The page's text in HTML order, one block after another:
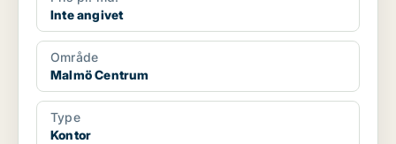
Inte angivet
Område
Malmö Centrum
Type
Kontor